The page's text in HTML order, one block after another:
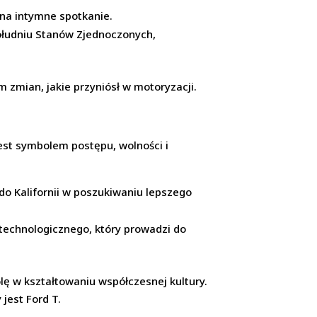
intymne spotkanie.
Stanów Zjednoczonych,
zmian, jakie przyniósł w motoryzacji.
symbolem postępu, wolności i
Kalifornii w poszukiwaniu lepszego
który prowadzi do
w kształtowaniu współczesnej kultury.
Ford T.